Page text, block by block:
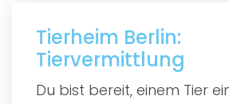
Tierheim Berlin:
Tiervermittlung
Du bist bereit, einem Tier